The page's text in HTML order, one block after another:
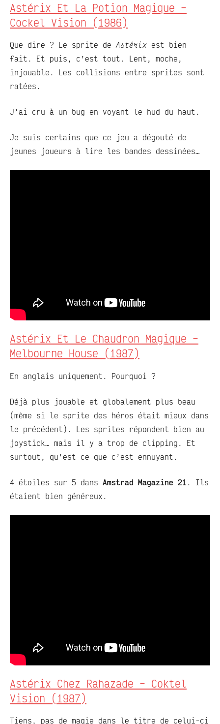
Astérix Et La Potion Magique –
Cockel Vision (1986)
Que dire ? Le sprite deAstérix est bien
fait. Et puis, c’est tout. Lent, moche,
injouable. Les collisions entre sprites sont
ratées.
J’ai cru à un bug en voyant le hud du haut.
Je suis certains que ce jeu a dégouté de
jeunes joueurs à lire les bandes dessinées…
Astérix Et Le Chaudron Magique –
Melbourne House (1987)
En anglais uniquement. Pourquoi ?
Déjà plus jouable et globalement plus beau
(même si le sprite des héros était mieux dans
le précédent). Les sprites répondent bien au
joystick… mais il y a trop de clipping. Et
surtout, qu’est ce que c’est ennuyant.
4 étoiles sur 5 dans Amstrad Magazine 21 . Ils
étaient bien généreux.
Astérix Chez Rahazade – Coktel
Vision (1987)
Tiens, pas de magie dans le titre de celui-ci